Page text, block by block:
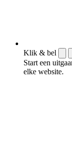
Klik & bel
Start een
elke website.